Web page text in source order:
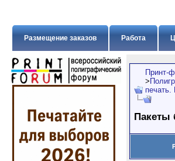
Работа
Размещение заказов
Принт-
>
печать.
Пакеты